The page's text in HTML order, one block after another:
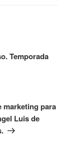
Temporada
marketing para
Luis de